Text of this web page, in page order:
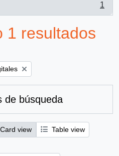
1
1 resultados
de búsqueda
Card view
Table view